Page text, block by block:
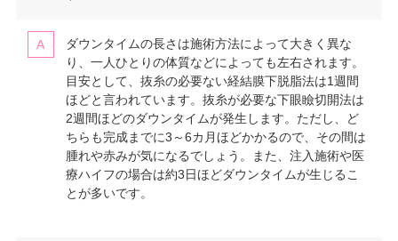
ダウンタイムの長さは施術方法によって大きく異な
り、一人ひとりの体質などによっても左右されます。
目安として、抜糸の必要ない経結膜下脱脂法は1週間
ほどと言われています。抜糸が必要な下眼瞼切開法は
2週間ほどのダウンタイムが発生します。ただし、ど
ちらも完成までに3～6カ月ほどかかるので、その間は
腫れや赤みが気になるでしょう。また、注入施術や医
療ハイフの場合は約3日ほどダウンタイムが生じるこ
とが多いです。